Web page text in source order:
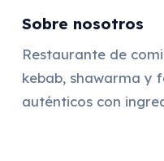
Sobre nosotros
Restaurante de
kebab, shawarma y
auténticos con